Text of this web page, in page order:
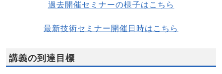
過去開催セミナーの様子はこちら
最新技術セミナー開催日時はこちら
講義の到達目標